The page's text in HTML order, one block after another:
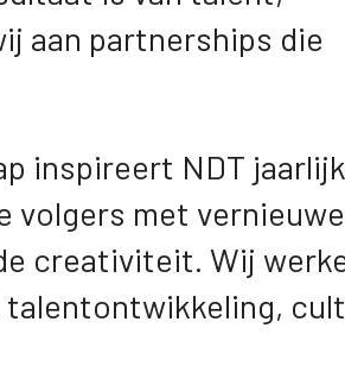
aan partnerships die
inspireert NDT
volgers met
creativiteit. Wij
talentontwikkeling,